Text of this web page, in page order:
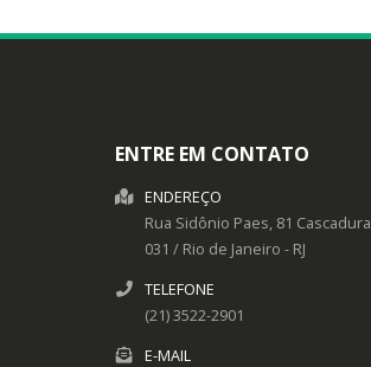
ENTRE EM CONTATO
ENDEREÇO
Rua Sidônio Paes, 81 Cascadura
031 / Rio de Janeiro - RJ
TELEFONE
(21) 3522-2901
E-MAIL